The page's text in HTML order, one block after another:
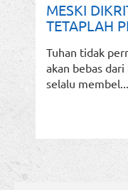
MESKI
TETAPLAH
Tuhan tidak
akan bebas
selalu membel...